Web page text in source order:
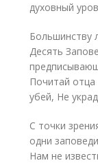
духовный
Большинству
Десять
Почитай
убей, Не
С точки
одни
Нам не